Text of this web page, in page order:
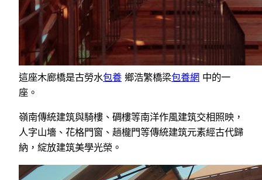
這座木廊橋是古勞水包養 鄉浩繁橋梁包養網 中的一
座。
嶺南傳統建筑與騎樓、碉樓等南洋作風建筑交相照映，
人字山墻、花格門窗、趟櫳門等傳統建筑元素經古代歸
納，綻放建筑美學光榮。